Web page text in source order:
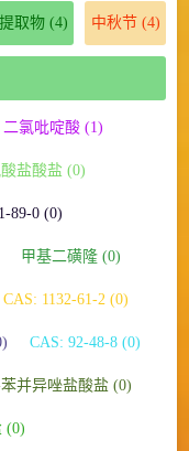
取物(4) 中秋节(4)
二氯吡啶酸 (1)
盐酸盐 (0)
89-0 (0)
甲基二磺隆 (0)
CAS: 1132-61-2 (0)
CAS: 92-48-8 (0)
并异唑盐酸盐 (0)
(0)